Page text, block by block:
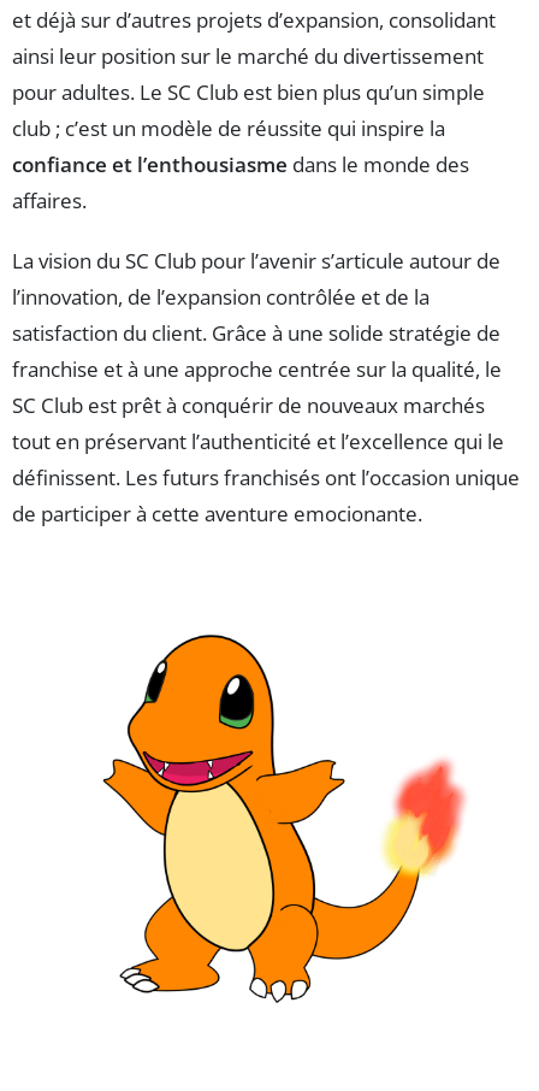
et déjà sur d’autres projets d’expansion, consolidant
ainsi leur position sur le marché du divertissement
pour adultes. Le SC Club est bien plus qu’un simple
club ; c’est un modèle de réussite qui inspire la
confiance et l’enthousiasme dans le monde des
affaires.
La vision du SC Club pour l’avenir s’articule autour de
l’innovation, de l’expansion contrôlée et de la
satisfaction du client. Grâce à une solide stratégie de
franchise et à une approche centrée sur la qualité, le
SC Club est prêt à conquérir de nouveaux marchés
tout en préservant l’authenticité et l’excellence qui le
définissent. Les futurs franchisés ont l’occasion unique
de participer à cette aventure emocionante.